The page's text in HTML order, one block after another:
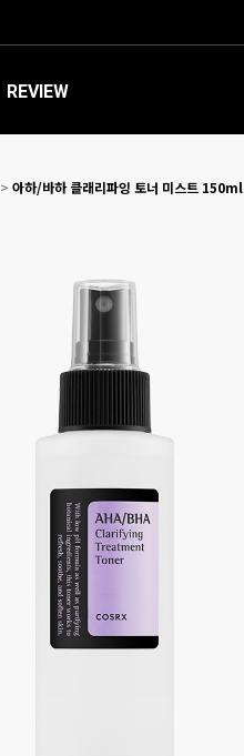
REVIEW
> 아하/바하 클래리파잉 토너 미스트 150ml